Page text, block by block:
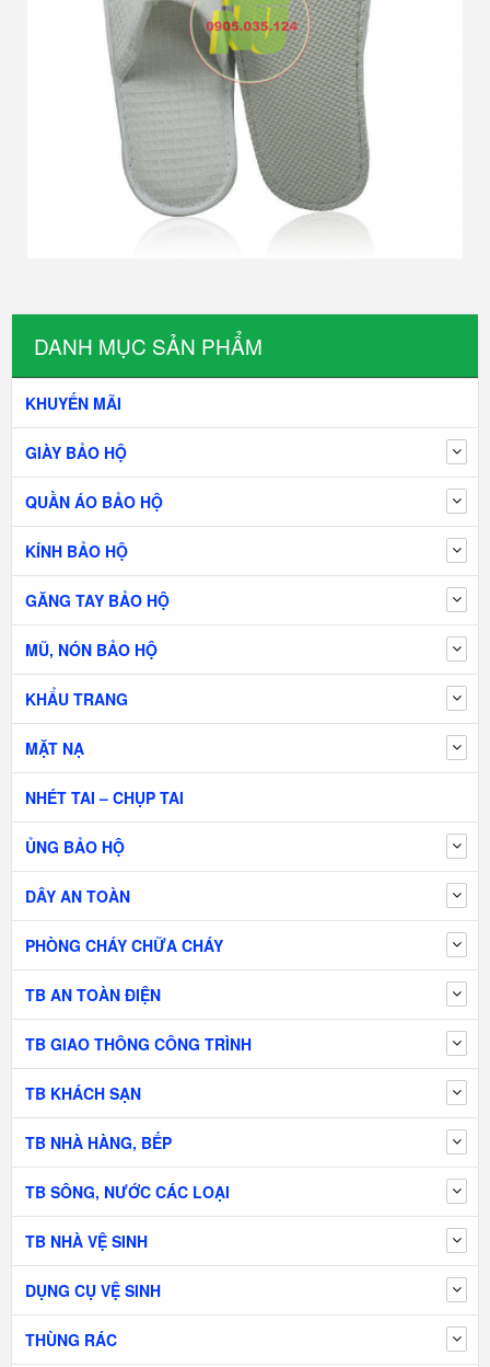
DANH MỤC SẢN PHẨM
KHUYẾN MÃI
GIÀY BẢO HỘ
QUẦN ÁO BẢO HỘ
KÍNH BẢO HỘ
GĂNG TAY BẢO HỘ
MŨ, NÓN BẢO HỘ
KHẨU TRANG
MẶT NẠ
NHÉT TAI – CHỤP TAI
ỦNG BẢO HỘ
DÂY AN TOÀN
PHÒNG CHÁY CHỮA CHÁY
TB AN TOÀN ĐIỆN
TB GIAO THÔNG CÔNG TRÌNH
TB KHÁCH SẠN
TB NHÀ HÀNG, BẾP
TB SÔNG, NƯỚC CÁC LOẠI
TB NHÀ VỆ SINH
DỤNG CỤ VỆ SINH
THÙNG RÁC